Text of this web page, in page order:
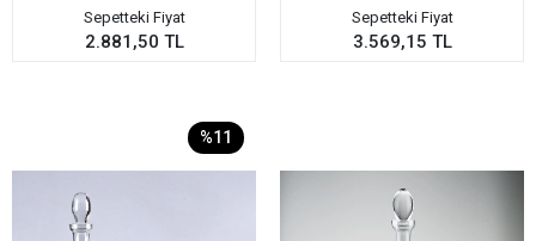
Sepetteki Fiyat
2.881,50 TL
Sepetteki Fiyat
3.569,15 TL
%11